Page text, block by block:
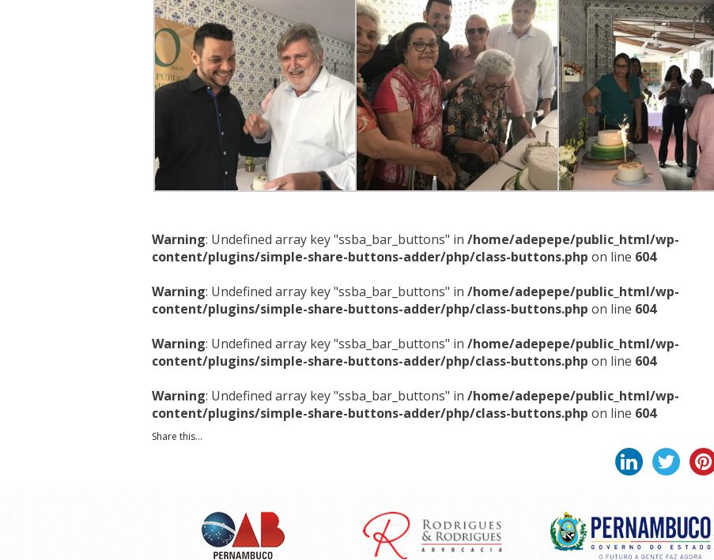
Warning: Undefined array key "ssba_bar_buttons" in /home/adepepe/public_html/wp-
content/plugins/simple-share-buttons-adder/php/class-buttons.php on line 604
Warning: Undefined array key "ssba_bar_buttons" in /home/adepepe/public_html/wp-
content/plugins/simple-share-buttons-adder/php/class-buttons.php on line 604
Warning: Undefined array key "ssba_bar_buttons" in /home/adepepe/public_html/wp-
content/plugins/simple-share-buttons-adder/php/class-buttons.php on line 604
Warning: Undefined array key "ssba_bar_buttons" in /home/adepepe/public_html/wp-
content/plugins/simple-share-buttons-adder/php/class-buttons.php on line 604
Share this...